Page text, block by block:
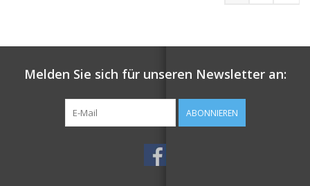
Melden Sie sich für unseren Newsletter an:
ABONNIEREN